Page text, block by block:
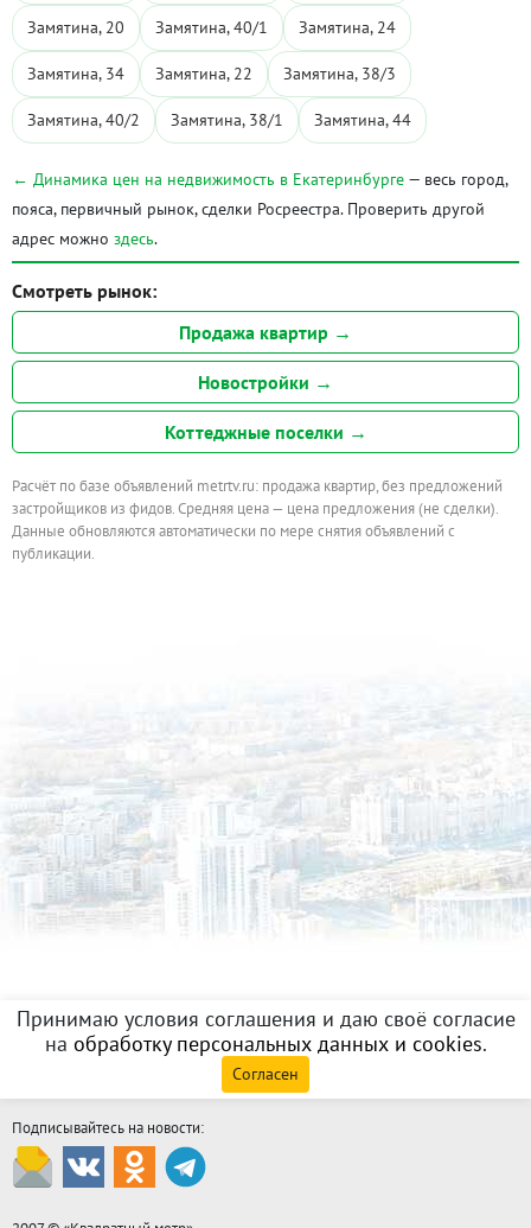
Замятина, 20 Замятина, 40/1 Замятина, 24
Замятина, 34 Замятина, 22 Замятина, 38/3
Замятина, 40/2 Замятина, 38/1 Замятина, 44
← Динамика цен на недвижимость в Екатеринбурге — весь город,
пояса, первичный рынок, сделки Росреестра. Проверить другой
адрес можно здесь.
Смотреть рынок:
Продажа квартир →
Новостройки →
Коттеджные поселки →
Расчёт по базе объявлений metrtv.ru: продажа квартир, без предложений
застройщиков из фидов. Средняя цена — цена предложения (не сделки).
Данные обновляются автоматически по мере снятия объявлений с
публикации.
Принимаю условия соглашения и даю своё согласие
на обработку персональных данных и cookies.
Согласен
Подписывайтесь на новости: